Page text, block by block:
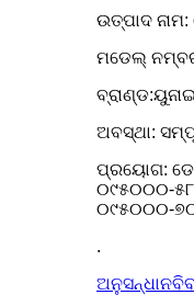
ଉତ୍ପାଦ
ମଡେଲ୍
ଅବସ୍ଥା:
ପ୍ରୟୋଗ:
୦୯୫୦୦୦-
୦୯୫୦୦୦-
.
ଅନୁସନ୍ଧାନ